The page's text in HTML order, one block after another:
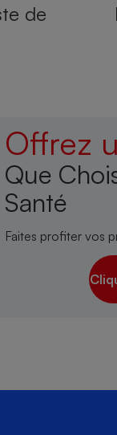
de
Offrez
Que
Santé
Faites profiter vos